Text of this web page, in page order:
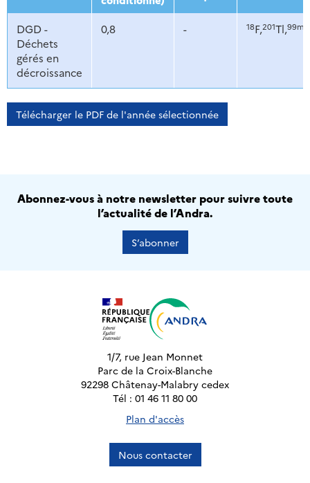
DGD -
Déchets
gérés en
décroissance
0,8 - 18F,201Tl,99m
Télécharger le PDF de l'année sélectionnée
Abonnez-vous à notre newsletter pour suivre toute
l’actualité de l’Andra.
S’abonner
1/7, rue Jean Monnet
Parc de la Croix-Blanche
92298 Châtenay-Malabry cedex
Tél : 01 46 11 80 00
Plan d'accès
Nous contacter